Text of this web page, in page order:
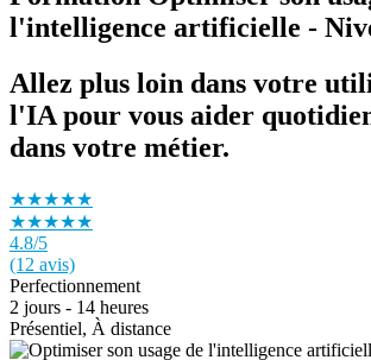
l'intelligence artificielle -
Allez plus loin dans votre
l'IA pour vous aider
dans votre métier.
★★★★★
★★★★★
4.8/5
(12 avis)
Perfectionnement
2 jours - 14 heures
Présentiel, À distance